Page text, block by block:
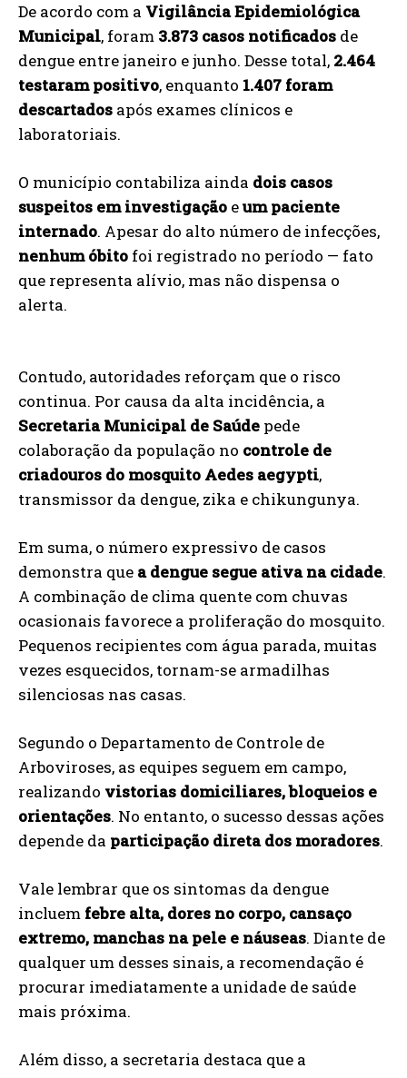
De acordo com a Vigilância Epidemiológica
Municipal, foram 3.873 casos notificados de
dengue entre janeiro e junho. Desse total, 2.464
testaram positivo, enquanto 1.407 foram
descartados após exames clínicos e
laboratoriais.
O município contabiliza ainda dois casos
suspeitos em investigação eum paciente
internado. Apesar do alto número de infecções,
nenhum óbito foi registrado no período — fato
que representa alívio, mas não dispensa o
alerta.
Contudo, autoridades reforçam que o risco
continua. Por causa da alta incidência, a
Secretaria Municipal de Saúde pede
colaboração da população no controle de
criadouros do mosquito Aedes aegypti,
transmissor da dengue, zika e chikungunya.
Em suma, o número expressivo de casos
demonstra que a dengue segue ativa na cidade.
A combinação de clima quente com chuvas
ocasionais favorece a proliferação do mosquito.
Pequenos recipientes com água parada, muitas
vezes esquecidos, tornam-se armadilhas
silenciosas nas casas.
Segundo o Departamento de Controle de
Arboviroses, as equipes seguem em campo,
realizando vistorias domiciliares, bloqueios e
orientações. No entanto, o sucesso dessas ações
depende da participação direta dos moradores.
Vale lembrar que os sintomas da dengue
incluem febre alta, dores no corpo, cansaço
extremo, manchas na pele e náuseas. Diante de
qualquer um desses sinais, a recomendação é
procurar imediatamente a unidade de saúde
mais próxima.
Além disso, a secretaria destaca que a